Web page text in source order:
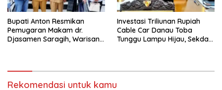
Bupati Anton Resmikan
Pemugaran Makam dr.
Djasamen Saragih, Warisan
Investasi Triliunan Rupiah
Cable Car Danau Toba
Tunggu Lampu Hijau, Sekda
Rekomendasi untuk kamu